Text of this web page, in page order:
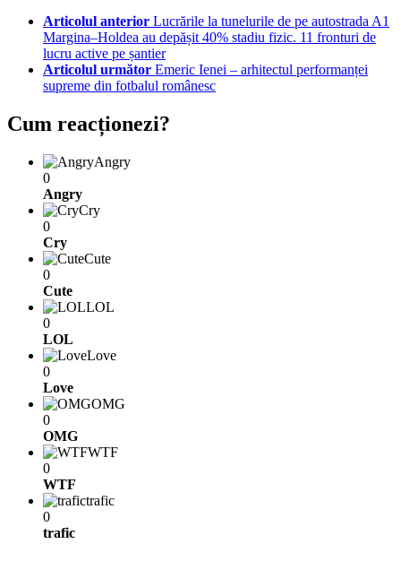
Articolul anterior Lucrările la tunelurile de pe autostrada A1
Margina–Holdea au depășit 40% stadiu fizic. 11 fronturi de
lucru active pe șantier
Articolul următor Emeric Ienei – arhitectul performanței
supreme din fotbalul românesc
Cum reacționezi?
Angry
0
Angry
Cry
0
Cry
Cute
0
Cute
LOL
0
LOL
Love
0
Love
OMG
0
OMG
WTF
0
WTF
trafic
0
trafic